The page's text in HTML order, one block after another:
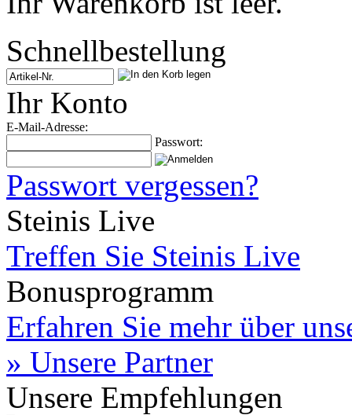
Schnellbestellung
Ihr Konto
E-Mail-Adresse:
Passwort:
Passwort vergessen?
Steinis Live
Treffen Sie Steinis Live
Bonusprogramm
Erfahren Sie mehr über
» Unsere Partner
Unsere Empfehlungen